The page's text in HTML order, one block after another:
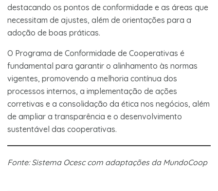
destacando os pontos de conformidade e as áreas que
necessitam de ajustes, além de orientações para a
adoção de boas práticas.
O Programa de Conformidade de Cooperativas é
fundamental para garantir o alinhamento às normas
vigentes, promovendo a melhoria contínua dos
processos internos, a implementação de ações
corretivas e a consolidação da ética nos negócios, além
de ampliar a transparência e o desenvolvimento
sustentável das cooperativas.
Fonte: Sistema Ocesc com adaptações da MundoCoop